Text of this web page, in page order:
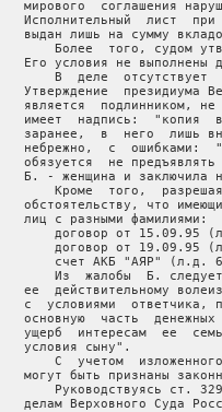
мирового  соглашения
Исполнительный  лист
выдан лишь на сумму
Более  того, судом
Его условия не выполнены
В  деле  отсутствует
Утверждение  президиума
является  подлинником,
имеет  надпись:  "копия
заранее,  в  него  лишь
небрежно,  с  ошибками:
обязуется  не
Б. - женщина и заключила
Кроме  того,
обстоятельству, что
   лиц с разными фамилиями:
договор от 15.09.95
договор от 19.09.95
счет АКБ "АЯР" (л.д.
Из  жалобы  Б.
ее  действительному
с  условиями  ответчика,
основную  часть
ущерб  интересам  ее
   условия сыну".
С  учетом
могут быть признаны
Руководствуясь ст.
делам Верховного Суда